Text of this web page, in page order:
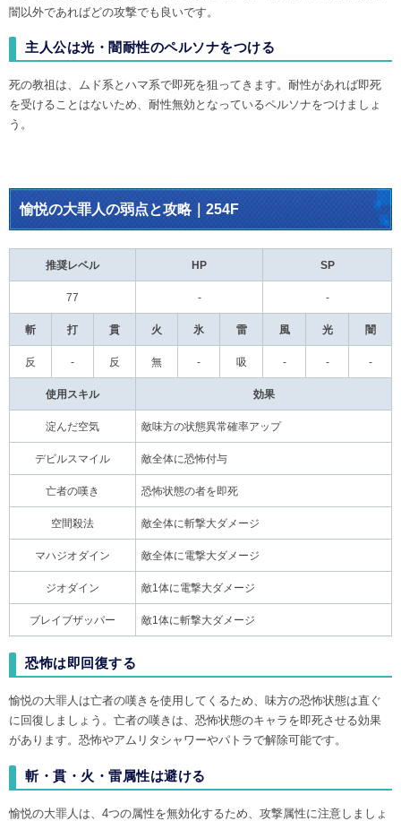
闇以外であればどの攻撃でも良いです。
主人公は光・闇耐性のペルソナをつける
死の教祖は、ムド系とハマ系で即死を狙ってきます。耐性があれば即死
を受けることはないため、耐性無効となっているペルソナをつけましょ
う。
愉悦の大罪人の弱点と攻略｜254F
推奨レベル HP SP
77 - -
斬 打 貫 火 氷 雷 風 光 闇
反 - 反 無 - 吸 - - -
使用スキル 効果
淀んだ空気 敵味方の状態異常確率アップ
デビルスマイル 敵全体に恐怖付与
亡者の嘆き 恐怖状態の者を即死
空間殺法 敵全体に斬撃大ダメージ
マハジオダイン 敵全体に電撃大ダメージ
ジオダイン 敵1体に電撃大ダメージ
ブレイブザッパー 敵1体に斬撃大ダメージ
恐怖は即回復する
愉悦の大罪人は亡者の嘆きを使用してくるため、味方の恐怖状態は直ぐ
に回復しましょう。亡者の嘆きは、恐怖状態のキャラを即死させる効果
があります。恐怖やアムリタシャワーやパトラで解除可能です。
斬・貫・火・雷属性は避ける
愉悦の大罪人は、4つの属性を無効化するため、攻撃属性に注意しましょ